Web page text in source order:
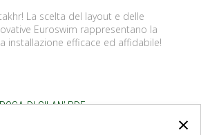
×
La scelta del layout e delle
Euroswim rappresentano la
installazione efficace ed affidabile!
DI GILAN’.PDF